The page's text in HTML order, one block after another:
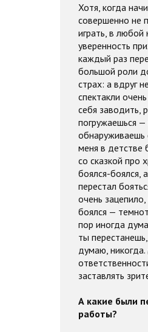
Хотя, когда
совершенно не
играть, в
уверенность
каждый раз
большой роли
страх: а вдруг
спектакли
себя заводить,
погружаешься
обнаруживаешь
меня в детстве
со сказкой про
боялся-боялся,
перестал
очень
боялся —
пор иногда
ты
думаю, никогда.
заставлять
А какие были
работы?